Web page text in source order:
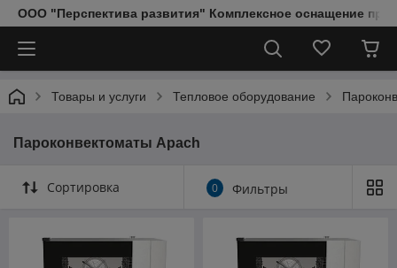
ООО "Перспектива развития" Комплексное оснащение
Товары и услуги Тепловое оборудование
Пароконвектоматы Apach
Сортировка 0 Фильтры